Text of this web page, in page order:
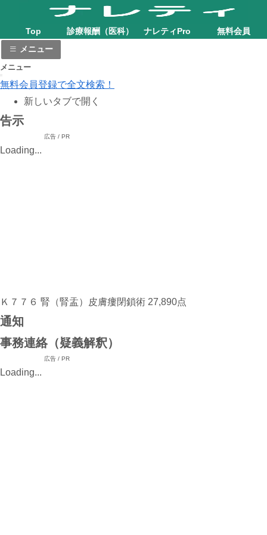
Top 診療報酬（医科） ナレティPro
無料会員
メニュー
メニュー
無料会員登録で全文検索！
新しいタブで開く
告示
広告 / PR
Loading...
Ｋ７７６ 腎（腎盂）皮膚瘻閉鎖術 27,890点
通知
事務連絡（疑義解釈）
広告 / PR
Loading...